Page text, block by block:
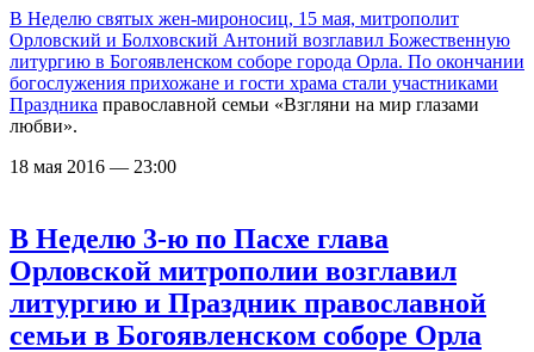
В Неделю святых жен-мироносиц, 15 мая, митрополит
Орловский и Болховский Антоний возглавил Божественную
литургию в Богоявленском соборе города Орла. По окончании
богослужения прихожане и гости храма стали участниками
Праздника православной семьи «Взгляни на мир глазами
любви».
18 мая 2016 — 23:00
В Неделю 3-ю по Пасхе глава
Орловской митрополии возглавил
литургию и Праздник православной
семьи в Богоявленском соборе Орла